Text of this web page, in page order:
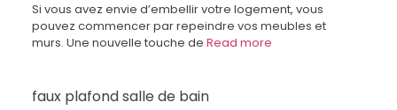
Si vous avez envie d’embellir votre logement, vous
pouvez commencer par repeindre vos meubles et
murs. Une nouvelle touche de Read more
faux plafond salle de bain